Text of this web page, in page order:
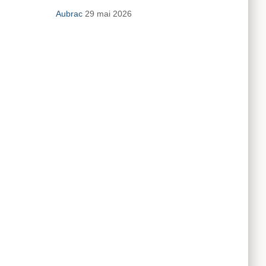
Aubrac 29 mai 2026